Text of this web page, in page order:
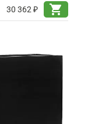
30 362 ₽
shopping_cart